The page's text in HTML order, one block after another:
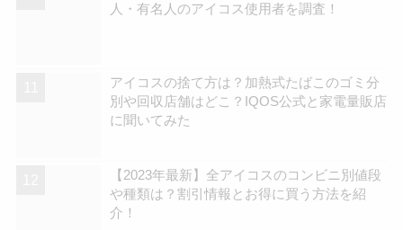
人・有名人のアイコス使用者を調査！
アイコスの捨て方は？加熱式たばこのゴミ分
別や回収店舗はどこ？IQOS公式と家電量販店
に聞いてみた
【2023年最新】全アイコスのコンビニ別値段
や種類は？割引情報とお得に買う方法を紹
介！